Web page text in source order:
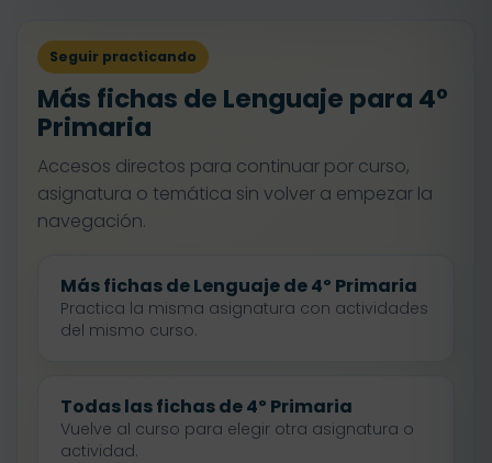
Seguir practicando
Más fichas de Lenguaje para 4º
Primaria
Accesos directos para continuar por curso,
asignatura o temática sin volver a empezar la
navegación.
Más fichas de Lenguaje de 4º Primaria
Practica la misma asignatura con actividades
del mismo curso.
Todas las fichas de 4º Primaria
Vuelve al curso para elegir otra asignatura o
actividad.